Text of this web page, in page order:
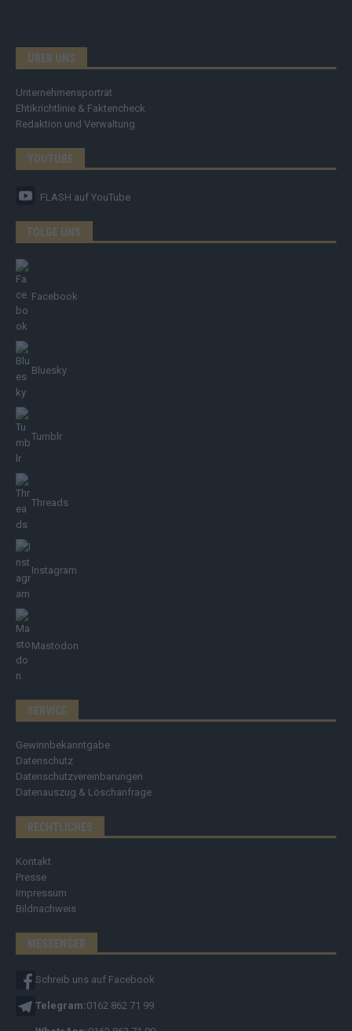
ÜBER UNS
Unternehmensporträt
Ehtikrichtlinie & Faktencheck
Redaktion und Verwaltung
YOUTUBE
FLASH auf YouTube
FOLGE UNS
Facebook
Bluesky
Tumblr
Threads
Instagram
Mastodon
SERVICE
Gewinnbekanntgabe
Datenschutz
Datenschutzvereinbarungen
Datenauszug & Löschanfrage
RECHTLICHES
Kontakt
Presse
Impressum
Bildnachweis
MESSENGER
Schreib uns auf Facebook
Telegram:0162 862 71 99